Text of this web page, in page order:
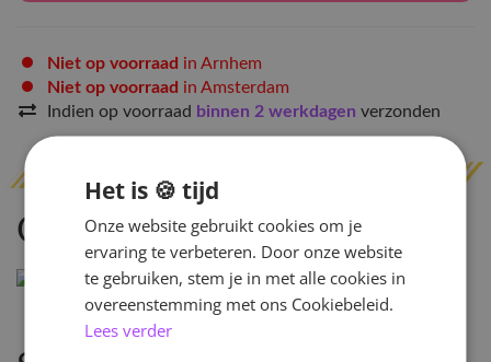
Niet op voorraad in Arnhem
Niet op voorraad in Amsterdam
Indien op voorraad binnen 2 werkdagen verzonden
Omschrijving
Het is 🍪 tijd
Onze website gebruikt cookies om je
ervaring te verbeteren. Door onze website
te gebruiken, stem je in met alle cookies in
overeenstemming met ons Cookiebeleid.
Lees verder